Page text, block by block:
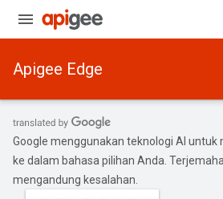
Apigee Edge
Google menggunakan teknologi AI
ke dalam bahasa pilihan Anda.
mengandung kesalahan.